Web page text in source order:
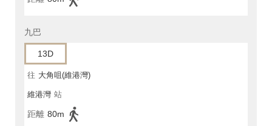
九巴
13D
往 大角咀(維港灣)
維港灣 站
距離 80m